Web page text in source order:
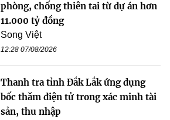
phòng, chống thiên tai từ dự án hơn
11.000 tỷ đồng
Song Việt
12:28 07/08/2026
Thanh tra tỉnh Đắk Lắk ứng dụng
bốc thăm điện tử trong xác minh tài
sản, thu nhập